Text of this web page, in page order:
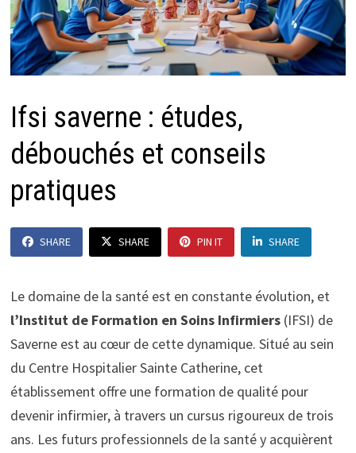
Ifsi saverne : études,
débouchés et conseils
pratiques
SHARE SHARE PIN IT SHARE
Le domaine de la santé est en constante évolution, et
l’Institut de Formation en Soins Infirmiers(IFSI) de
Saverne est au cœur de cette dynamique. Situé au sein
du Centre Hospitalier Sainte Catherine, cet
établissement offre une formation de qualité pour
devenir infirmier, à travers un cursus rigoureux de trois
ans. Les futurs professionnels de la santé y acquièrent